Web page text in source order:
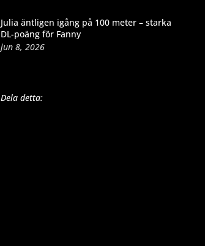
Julia äntligen igång på 100 meter – starka
DL-poäng för Fanny
jun 8, 2026
Dela detta: